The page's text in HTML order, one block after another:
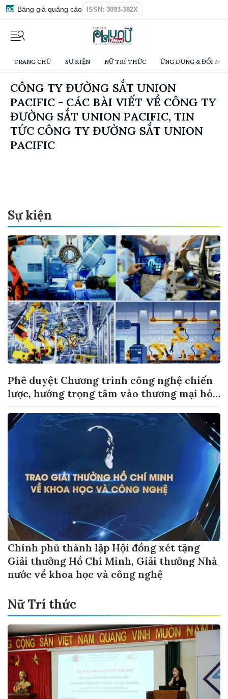
Bảng giá quảng cáo ISSN: 3093-382X
TRANG CHỦ SỰ KIỆN NỮ TRÍ THỨC ỨNG DỤNG & ĐỔI
CÔNG TY ĐƯỜNG SẮT UNION
PACIFIC - CÁC BÀI VIẾT VỀ CÔNG TY
ĐƯỜNG SẮT UNION PACIFIC, TIN
TỨC CÔNG TY ĐƯỜNG SẮT UNION
PACIFIC
Sự kiện
Phê duyệt Chương trình công nghệ chiến
lược, hướng trọng tâm vào thương mại hóa
Chính phủ thành lập Hội đồng xét tặng
Giải thưởng Hồ Chí Minh, Giải thưởng Nhà
nước về khoa học và công nghệ
Nữ Trí thức